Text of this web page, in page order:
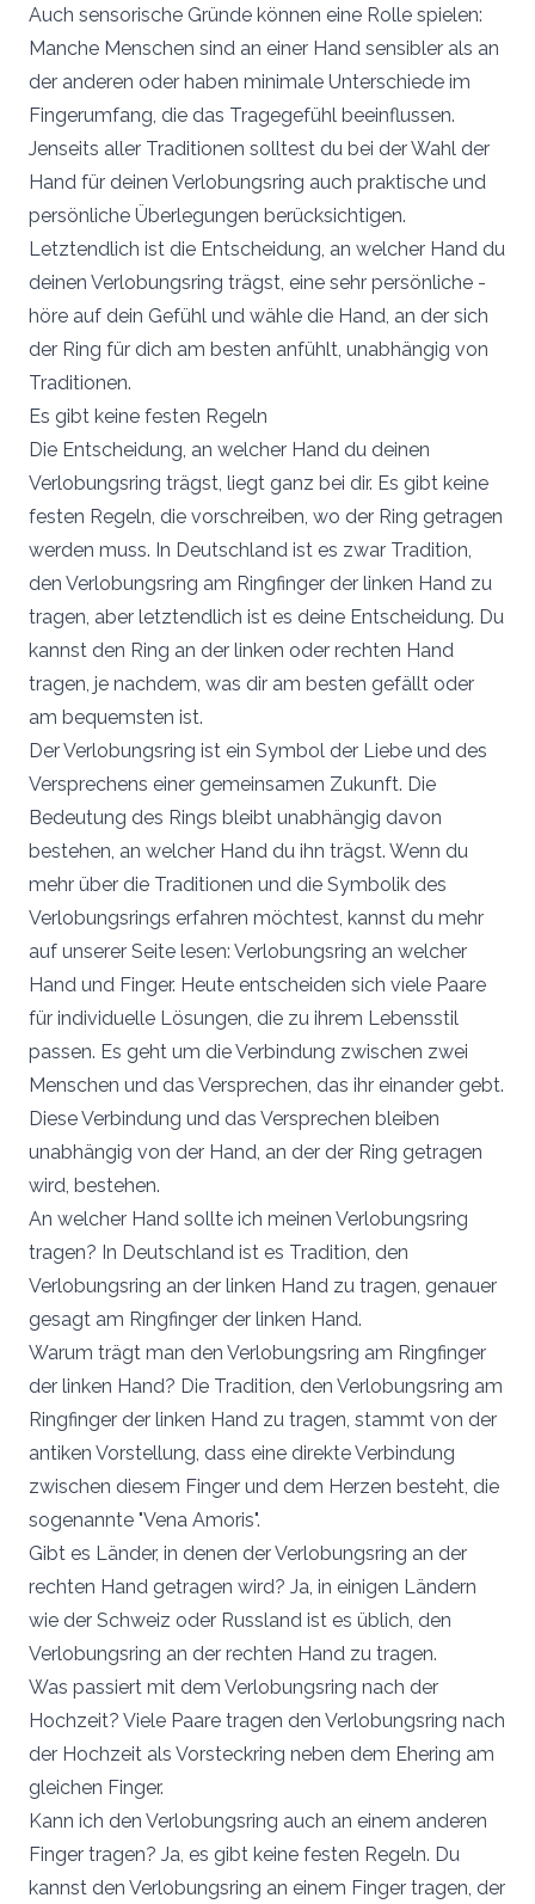
Auch sensorische Gründe können eine Rolle spielen:
Manche Menschen sind an einer Hand sensibler als an
der anderen oder haben minimale Unterschiede im
Fingerumfang, die das Tragegefühl beeinflussen.
Jenseits aller Traditionen solltest du bei der Wahl der
Hand für deinen Verlobungsring auch praktische und
persönliche Überlegungen berücksichtigen.
Letztendlich ist die Entscheidung, an welcher Hand du
deinen Verlobungsring trägst, eine sehr persönliche -
höre auf dein Gefühl und wähle die Hand, an der sich
der Ring für dich am besten anfühlt, unabhängig von
Traditionen.
Es gibt keine festen Regeln
Die Entscheidung, an welcher Hand du deinen
Verlobungsring trägst, liegt ganz bei dir. Es gibt keine
festen Regeln, die vorschreiben, wo der Ring getragen
werden muss. In Deutschland ist es zwar Tradition,
den Verlobungsring am Ringfinger der linken Hand zu
tragen, aber letztendlich ist es deine Entscheidung. Du
kannst den Ring an der linken oder rechten Hand
tragen, je nachdem, was dir am besten gefällt oder
am bequemsten ist.
Der Verlobungsring ist ein Symbol der Liebe und des
Versprechens einer gemeinsamen Zukunft. Die
Bedeutung des Rings bleibt unabhängig davon
bestehen, an welcher Hand du ihn trägst. Wenn du
mehr über die Traditionen und die Symbolik des
Verlobungsrings erfahren möchtest, kannst du mehr
auf unserer Seite lesen: Verlobungsring an welcher
Hand und Finger. Heute entscheiden sich viele Paare
für individuelle Lösungen, die zu ihrem Lebensstil
passen. Es geht um die Verbindung zwischen zwei
Menschen und das Versprechen, das ihr einander gebt.
Diese Verbindung und das Versprechen bleiben
unabhängig von der Hand, an der der Ring getragen
wird, bestehen.
An welcher Hand sollte ich meinen Verlobungsring
tragen? In Deutschland ist es Tradition, den
Verlobungsring an der linken Hand zu tragen, genauer
gesagt am Ringfinger der linken Hand.
Warum trägt man den Verlobungsring am Ringfinger
der linken Hand? Die Tradition, den Verlobungsring am
Ringfinger der linken Hand zu tragen, stammt von der
antiken Vorstellung, dass eine direkte Verbindung
zwischen diesem Finger und dem Herzen besteht, die
sogenannte "Vena Amoris".
Gibt es Länder, in denen der Verlobungsring an der
rechten Hand getragen wird? Ja, in einigen Ländern
wie der Schweiz oder Russland ist es üblich, den
Verlobungsring an der rechten Hand zu tragen.
Was passiert mit dem Verlobungsring nach der
Hochzeit? Viele Paare tragen den Verlobungsring nach
der Hochzeit als Vorsteckring neben dem Ehering am
gleichen Finger.
Kann ich den Verlobungsring auch an einem anderen
Finger tragen? Ja, es gibt keine festen Regeln. Du
kannst den Verlobungsring an einem Finger tragen, der